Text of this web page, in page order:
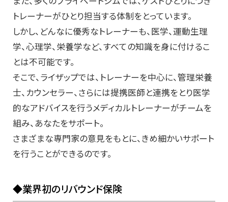
トレーナーがひとり担当する体制をとっています。
しかし、どんなに優秀なトレーナーも、医学、運動生理
学、心理学、栄養学など、すべての知識を身に付けるこ
とは不可能です。
そこで、ライザップでは、トレーナーを中心に、管理栄養
士、カウンセラー、さらには提携医師と連携をとり医学
的なアドバイスを行うメディカルトレーナーがチームを
組み、あなたをサポート。
さまざまな専門家の意見をもとに、きめ細かいサポート
を行うことができるのです。
◆業界初のリバウンド保険